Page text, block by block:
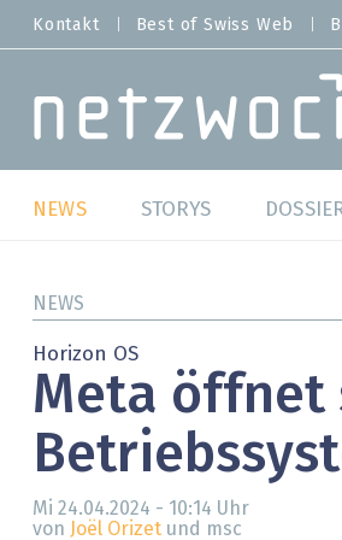
Kontakt Best of Swiss Web
MAIN NAVIGATION
NEWS
Studien
Meinungen
Hands-on
STORYS
Best
SAP
NEWS
Horizon OS
Meta öffnet
Mi 24.04.2024 - 10:14 Uhr
von Joël Orizet und msc